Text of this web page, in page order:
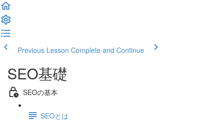
Previous Lesson Complete and Continue
SEO基礎
SEOの基本
SEOとは